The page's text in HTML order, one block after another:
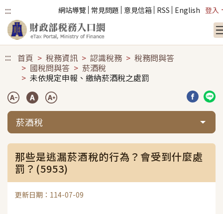
::: 網站導覽 常見問題 意見信箱 RSS English 登入
::: 首頁 稅務資訊 認識稅務
稅務問與答
國稅問與答
菸酒稅
未依規定申報、繳納菸酒稅之處罰
分享到
分
菸酒稅
那些是逃漏菸酒稅的行為？會受到什麼處
罰？(5953)
更新日期：114-07-09